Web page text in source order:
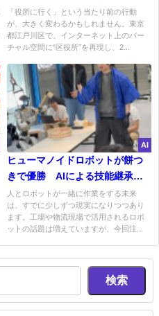
新しいかたち
「役所に行く」という当たり前の行動
が、大きく変わるかもしれません。東京
都江戸川区で、インターネット上のバー
チャル空間に“区役所”を再現し、2...
AI
ヒューマノイドロボットが餅つ
きで優勝 AIによる技能継承の
可能性に注目
人とロボットが一緒に作業をする未来
は、すでに少しずつ現実になりつつあり
ます。工場や物流現場で活用されるロボ
ットの話題は増えていますが、今回注...
検索